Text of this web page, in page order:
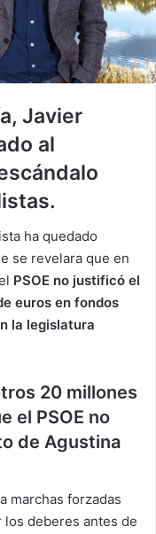
Javier
al
ha quedado
se revelara que en
PSOE no justificó el
euros en fondos
la legislatura
20 millones
el PSOE no
de Agustina
marchas forzadas
deberes antes de